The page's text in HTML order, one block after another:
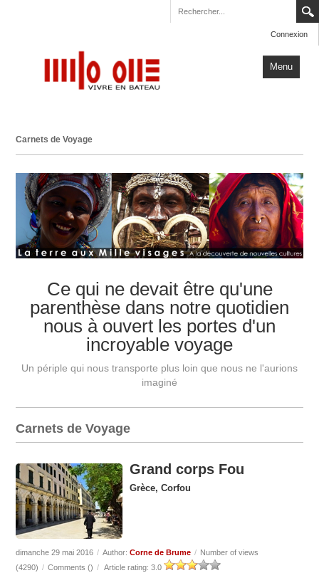
Connexion
Menu
Carnets de Voyage
Actualités
Plus
Carnets de Voyage
Ce qui ne devait être qu'une
parenthèse dans notre quotidien
nous à ouvert les portes d'un
incroyable voyage
Un périple qui nous transporte plus loin que nous ne l'aurions
imaginé
Carnets de Voyage
Grand corps Fou
Grèce, Corfou
dimanche 29 mai 2016 / Author:Corne de Brume / Number of views
(4290) / Comments () / Article rating: 3.0